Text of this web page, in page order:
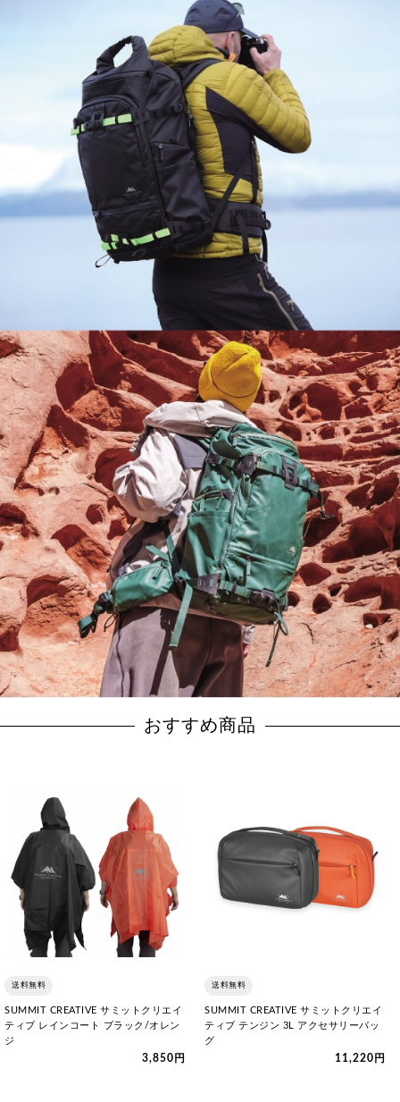
おすすめ商品
送料無料
SUMMIT CREATIVE サミットクリエイ
ティブ レインコート ブラック/オレン
ジ
3,850円
送料無料
SUMMIT CREATIVE サミットクリエイ
ティブ テンジン 3L アクセサリーバッ
グ
11,220円